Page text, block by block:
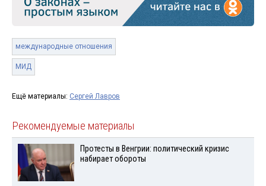
международные отношения
МИД
Ещё материалы: Сергей Лавров
Рекомендуемые материалы
Протесты в Венгрии: политический кризис
набирает обороты